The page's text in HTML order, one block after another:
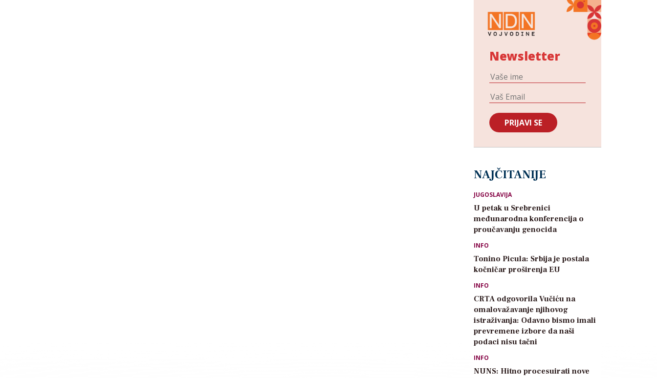
Newsletter
NAJČITANIJE
JUGOSLAVIJA
U petak u Srebrenici
međunarodna konferencija o
proučavanju genocida
INFO
Tonino Picula: Srbija je postala
kočničar proširenja EU
INFO
CRTA odgovorila Vučiću na
omalovažavanje njihovog
istraživanja: Odavno bismo imali
prevremene izbore da naši
podaci nisu tačni
INFO
NUNS: Hitno procesuirati nove